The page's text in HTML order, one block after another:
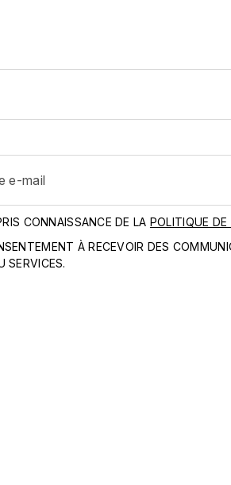
CONNAISSANCE DE LA POLITIQUE DE
À RECEVOIR DES
SERVICES.